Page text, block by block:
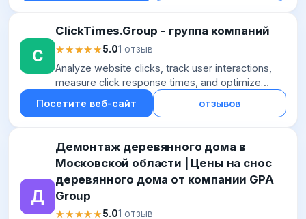
С
СlickTimes.Group - группа компаний
★★★★★
★★★★★5.01 отзыв
Analyze website clicks, track user interactions,
measure click response times, and optimize
conversion rates. 100% free and powered by AI
— no limits or registration requ...
Посетите веб-сайт отзывов
Д
Демонтаж деревянного дома в
Московской области | Цены на снос
деревянного дома от компании GPA
Group
★★★★★
★★★★★5.01 отзыв